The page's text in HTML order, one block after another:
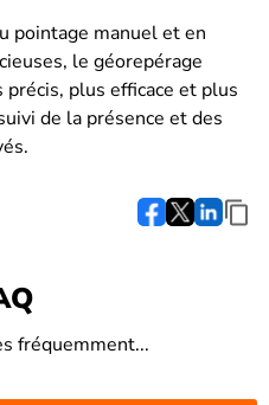
pointage manuel et en
le géorepérage
plus efficace et plus
de la présence et des
fréquemment...